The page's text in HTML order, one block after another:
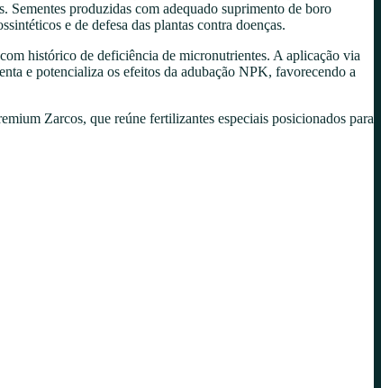
produzidas com adequado suprimento de boro
e de defesa das plantas contra doenças.
histórico de deficiência de micronutrientes. A aplicação via
e potencializa os efeitos da adubação NPK, favorecendo a
Zarcos, que reúne fertilizantes especiais posicionados para